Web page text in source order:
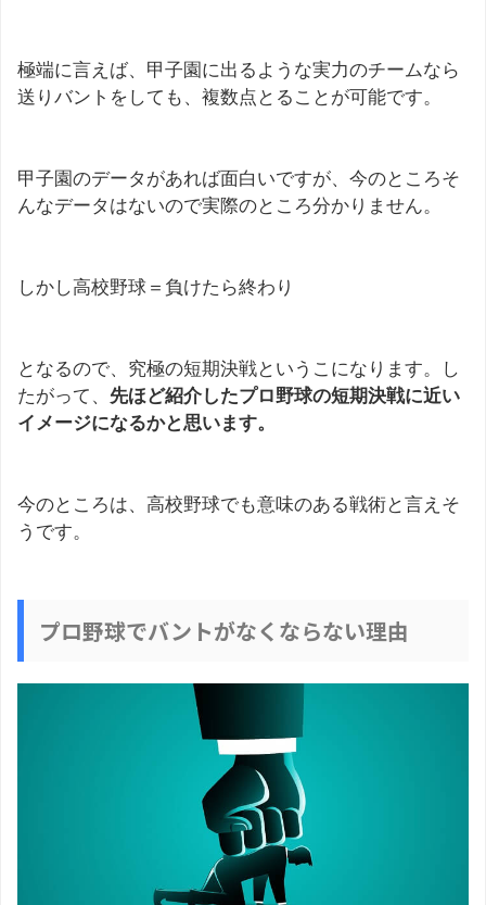
極端に言えば、甲子園に出るような実力のチームなら
送りバントをしても、複数点とることが可能です。
甲子園のデータがあれば面白いですが、今のところそ
んなデータはないので実際のところ分かりません。
しかし高校野球＝負けたら終わり
となるので、究極の短期決戦というこになります。し
たがって、 先ほど紹介したプロ野球の短期決戦に近い
イメージになるかと思います。
今のところは、高校野球でも意味のある戦術と言えそ
うです。
プロ野球でバントがなくならない理由